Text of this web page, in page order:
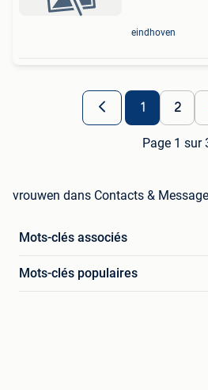
eindhoven
1 2
Page 1 sur
vrouwen dans Contacts &
Mots-clés associés
Mots-clés populaires